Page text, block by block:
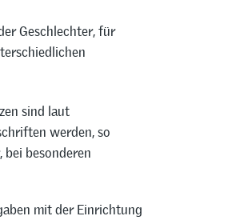
Geschlechter, für
sind laut
werden, so
bei besonderen
mit der Einrichtung